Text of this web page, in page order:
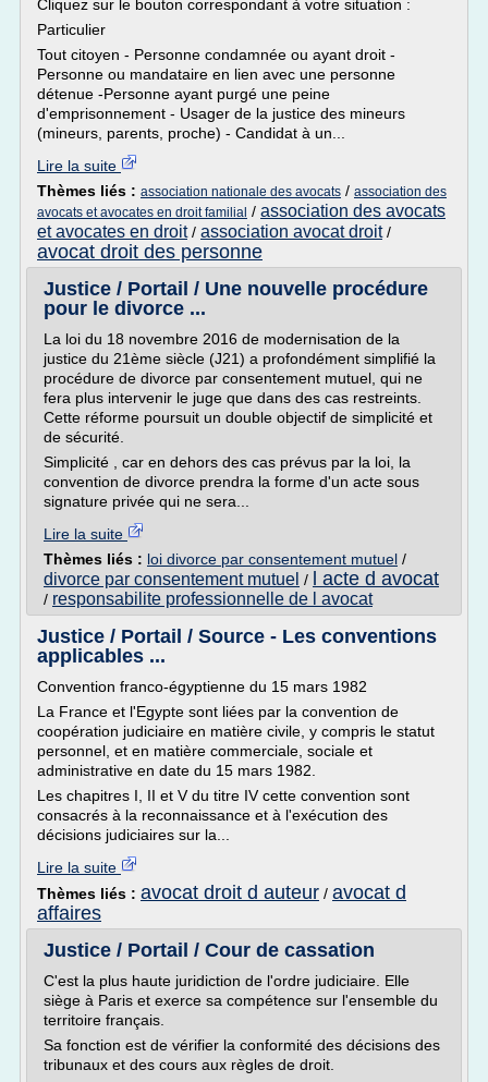
Cliquez sur le bouton correspondant à votre situation :
Particulier
Tout citoyen - Personne condamnée ou ayant droit -
Personne ou mandataire en lien avec une personne
détenue -Personne ayant purgé une peine
d'emprisonnement - Usager de la justice des mineurs
(mineurs, parents, proche) - Candidat à un...
Lire la suite
Thèmes liés : association nationale des avocats / association des
avocats et avocates en droit familial / association des avocats
et avocates en droit/ association avocat droit/
avocat droit des personne
Justice / Portail / Une nouvelle procédure
pour le divorce ...
La loi du 18 novembre 2016 de modernisation de la
justice du 21ème siècle (J21) a profondément simplifié la
procédure de divorce par consentement mutuel, qui ne
fera plus intervenir le juge que dans des cas restreints.
Cette réforme poursuit un double objectif de simplicité et
de sécurité.
Simplicité , car en dehors des cas prévus par la loi, la
convention de divorce prendra la forme d'un acte sous
signature privée qui ne sera...
Lire la suite
Thèmes liés : loi divorce par consentement mutuel /
divorce par consentement mutuel / l acte d avocat
/ responsabilite professionnelle de l avocat
Justice / Portail / Source - Les conventions
applicables ...
Convention franco-égyptienne du 15 mars 1982
La France et l'Egypte sont liées par la convention de
coopération judiciaire en matière civile, y compris le statut
personnel, et en matière commerciale, sociale et
administrative en date du 15 mars 1982.
Les chapitres I, II et V du titre IV cette convention sont
consacrés à la reconnaissance et à l'exécution des
décisions judiciaires sur la...
Lire la suite
Thèmes liés : avocat droit d auteur / avocat d
affaires
Justice / Portail / Cour de cassation
C'est la plus haute juridiction de l'ordre judiciaire. Elle
siège à Paris et exerce sa compétence sur l'ensemble du
territoire français.
Sa fonction est de vérifier la conformité des décisions des
tribunaux et des cours aux règles de droit.